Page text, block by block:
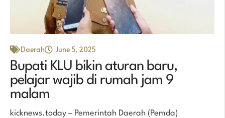
Daerah June 5, 2025
Bupati KLU bikin aturan baru,
pelajar wajib di rumah jam 9
malam
kicknews.today – Pemerintah Daerah (Pemda)